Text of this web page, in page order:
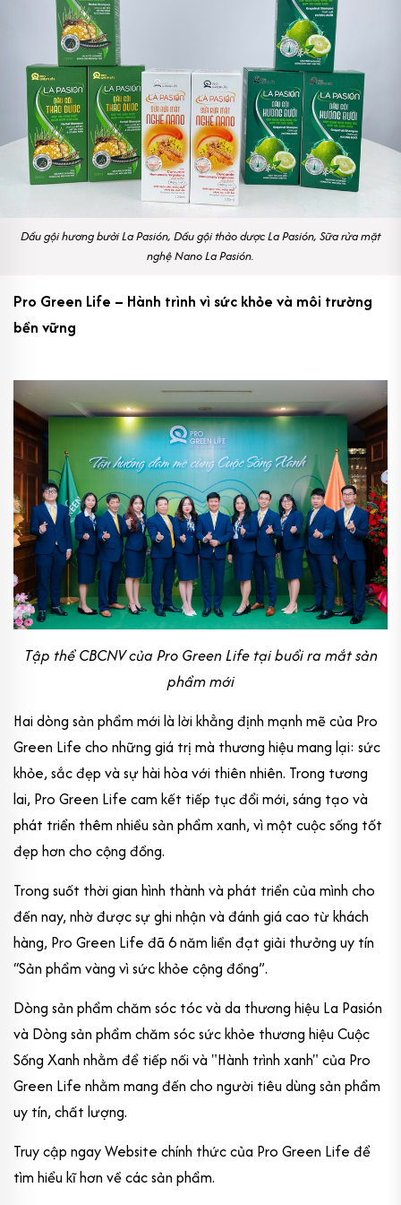
Dầu gội hương bưởi La Pasión, Dầu gội thảo dược La Pasión, Sữa rửa mặt
nghệ Nano La Pasión.
Pro Green Life – Hành trình vì sức khỏe và môi trường
bền vững
Tập thể CBCNV của Pro Green Life tại buổi ra mắt sản
phẩm mới
Hai dòng sản phẩm mới là lời khẳng định mạnh mẽ của Pro
Green Life cho những giá trị mà thương hiệu mang lại: sức
khỏe, sắc đẹp và sự hài hòa với thiên nhiên. Trong tương
lai, Pro Green Life cam kết tiếp tục đổi mới, sáng tạo và
phát triển thêm nhiều sản phẩm xanh, vì một cuộc sống tốt
đẹp hơn cho cộng đồng.
Trong suốt thời gian hình thành và phát triển của mình cho
đến nay, nhờ được sự ghi nhận và đánh giá cao từ khách
hàng, Pro Green Life đã 6 năm liền đạt giải thưởng uy tín
“Sản phẩm vàng vì sức khỏe cộng đồng”.
Dòng sản phẩm chăm sóc tóc và da thương hiệu La Pasión
và Dòng sản phẩm chăm sóc sức khỏe thương hiệu Cuộc
Sống Xanh nhằm để tiếp nối và "Hành trình xanh" của Pro
Green Life nhằm mang đến cho người tiêu dùng sản phẩm
uy tín, chất lượng.
Truy cập ngay Website chính thức của Pro Green Life để
tìm hiểu kĩ hơn về các sản phẩm.